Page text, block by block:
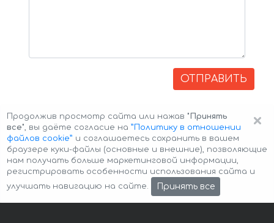
ОТПРАВИТЬ
Авторские права © 2026 Авто-Аренда Cookie Policy
×
Продолжив просмотр сайта или нажав "Принять
все", вы даёте согласие на ”Политику в отношении
файлов cookie” и соглашаетесь сохранить в вашем
браузере куки-файлы (основные и внешние), позволяющие
нам получать больше маркетинговой информации,
регистрировать особенности использования сайта и
улучшать навигацию на сайте.
Принять все